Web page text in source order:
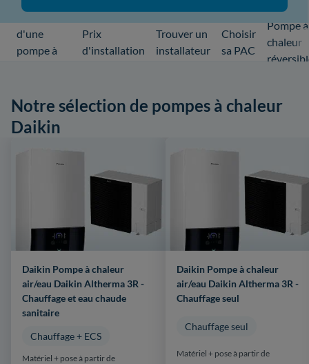
d'une
pompe à
Prix
d'installation
Trouver un
installateur
Choisir
sa PAC
Pompe à
chaleur
Notre sélection de pompes à chaleur
Daikin
Daikin Pompe à chaleur
air/eau Daikin Altherma 3R -
Chauffage et eau chaude
sanitaire
Chauffage + ECS
Matériel + pose à partir de
Daikin Pompe à chaleur
air/eau Daikin Altherma 3R -
Chauffage seul
Chauffage seul
Matériel + pose à partir de